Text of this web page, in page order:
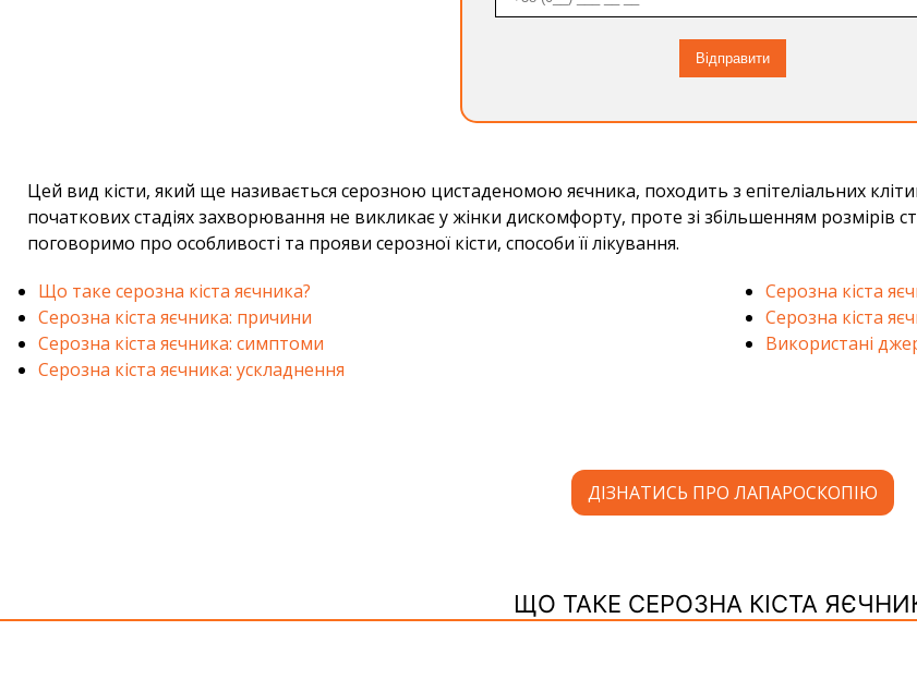
Цей вид кісти, який ще називається серозною цистаденомою яєчника, походить з епітеліальних
початкових стадіях захворювання не викликає у жінки дискомфорту, проте зі збільшенням розмірів
поговоримо про особливості та прояви серозної кісти, способи її лікування.
Що таке серозна кіста яєчника?
Серозна кіста яєчника: причини
Серозна кіста яєчника: симптоми
Серозна кіста яєчника: ускладнення
Серозна кіста
Серозна кіста
Використані
ДІЗНАТИСЬ ПРО ЛАПАРОСКОПІЮ
ЩО ТАКЕ СЕРОЗНА КІСТА